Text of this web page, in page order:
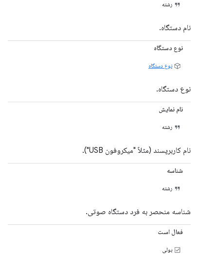
رشته
نام دستگاه.
نوع دستگاه
نوع دستگاه
نوع دستگاه.
نام نمایش
رشته
نام کاربرپسند (مثلاً "میکروفون USB").
شناسه
رشته
شناسه منحصر به فرد دستگاه صوتی.
فعال است
بولی